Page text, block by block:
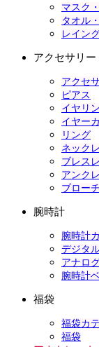
マスク
タオル
レイン
アクセサリ
アクセ
ピアス
イヤリ
イヤー
リング
ネック
ブレス
アンク
ブローチ
腕時計
腕時計
デジタ
アナロ
腕時計
福袋
福袋カ
福袋